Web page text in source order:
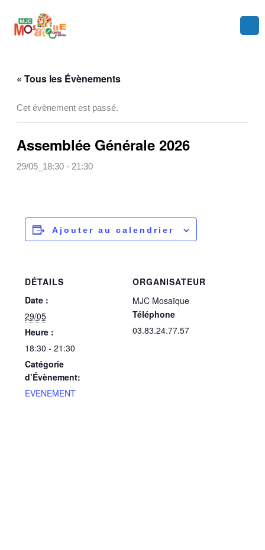
contenu
« Tous les Évènements
Cet évènement est passé.
Assemblée Générale 2026
29/05_18:30- 21:30
Ajouter au calendrier
DÉTAILS
Date :
29/05
Heure :
18:30 - 21:30
Catégorie
d’Évènement:
EVENEMENT
ORGANISATEUR
MJC Mosaïque
Téléphone
03.83.24.77.57